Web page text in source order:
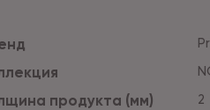
продукта (мм) 2